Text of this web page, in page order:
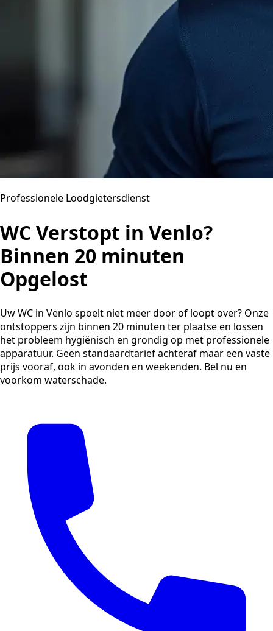
Professionele Loodgietersdienst
WC Verstopt in Venlo?
Binnen 20 minuten
Opgelost
Uw WC in Venlo spoelt niet meer door of loopt over? Onze
ontstoppers zijn binnen 20 minuten ter plaatse en lossen
het probleem hygiënisch en grondig op met professionele
apparatuur. Geen standaardtarief achteraf maar een vaste
prijs vooraf, ook in avonden en weekenden. Bel nu en
voorkom waterschade.